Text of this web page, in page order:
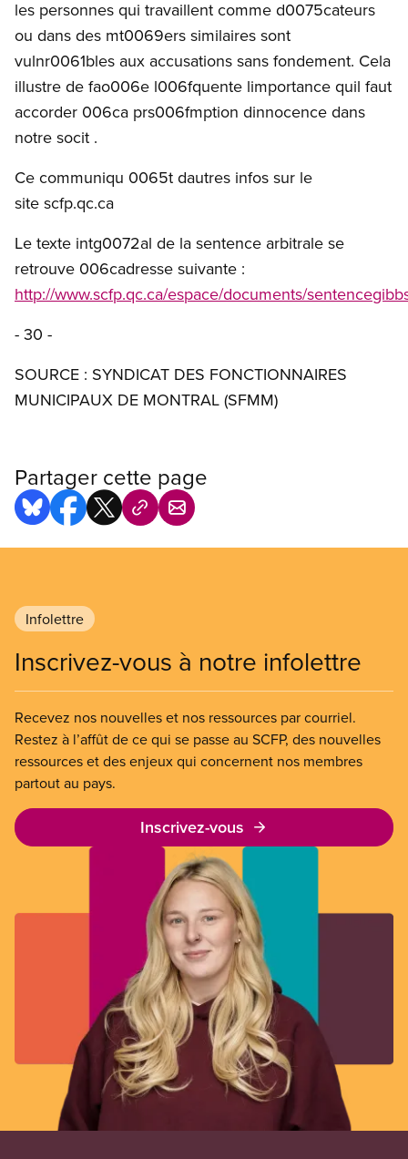
les personnes qui travaillent comme d0075cateurs
ou dans des mt0069ers similaires sont
vulnr0061bles aux accusations sans fondement. Cela
illustre de fao006e l006fquente limportance quil faut
accorder 006ca prs006fmption dinnocence dans
notre socit .
Ce communiqu 0065t dautres infos sur le
site scfp.qc.ca
Le texte intg0072al de la sentence arbitrale se
retrouve 006cadresse suivante :
http://www.scfp.qc.ca/espace/documents/
- 30 -
SOURCE : SYNDICAT DES FONCTIONNAIRES
MUNICIPAUX DE MONTRAL (SFMM)
Partager cette page
Infolettre
Inscrivez-vous à notre infolettre
Recevez nos nouvelles et nos ressources par courriel.
Restez à l’affût de ce qui se passe au SCFP, des nouvelles
ressources et des enjeux qui concernent nos membres
partout au pays.
Inscrivez-vous